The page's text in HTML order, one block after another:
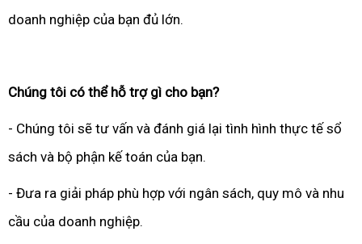
doanh nghiệp của bạn đủ lớn.
Chúng tôi có thể hỗ trợ gì cho bạn?
- Chúng tôi sẽ tư vấn và đánh giá lại tình hình thực tế sổ
sách và bộ phận kế toán của bạn.
- Đưa ra giải pháp phù hợp với ngân sách, quy mô và nhu
cầu của doanh nghiệp.